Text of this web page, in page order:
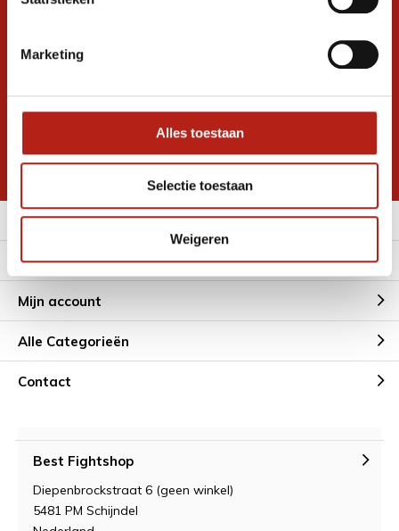
Marketing
Alles toestaan
Selectie toestaan
Weigeren
promoties
* Lees hier de wettelijke beperkingen
Meer informatie
Klantenservice
Mijn account
Alle Categorieën
Contact
Best Fightshop
Diepenbrockstraat 6 (geen winkel)
5481 PM Schijndel